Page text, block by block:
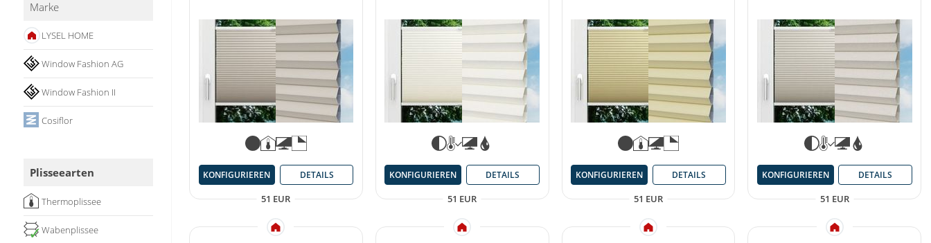
Stoffe
Panneaux
Marke
LYSEL HOME
Window Fashion AG
Window Fashion II
Cosiflor
Plisseearten
Thermoplissee
✓Wabenplissee
51 EUR
KONFIGURIEREN DETAILS
51 EUR
KONFIGURIEREN DETAILS
51 EUR
KONFIGURIEREN DETAILS
51 EUR
KONFIGURIEREN DETAILS